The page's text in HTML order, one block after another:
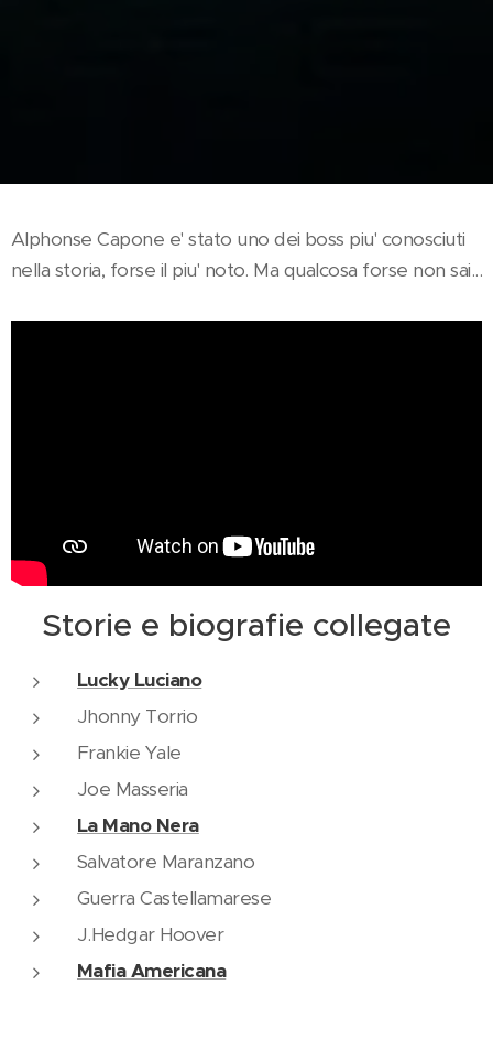
Alphonse Capone e' stato uno dei boss piu' conosciuti
nella storia, forse il piu' noto. Ma qualcosa forse non sai...
Storie e biografie collegate
Lucky Luciano
Jhonny Torrio
Frankie Yale
Joe Masseria
La Mano Nera
Salvatore Maranzano
Guerra Castellamarese
J.Hedgar Hoover
Mafia Americana